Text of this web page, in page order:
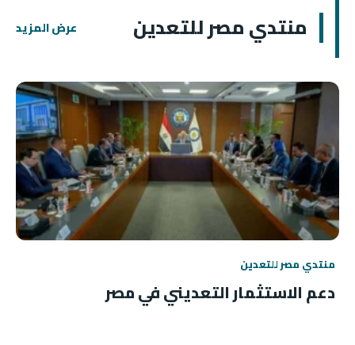
منتدي مصر للتعدين عرض المزيد
منتدي مصر للتعدين
دعم الاستثمار التعديني في مصر